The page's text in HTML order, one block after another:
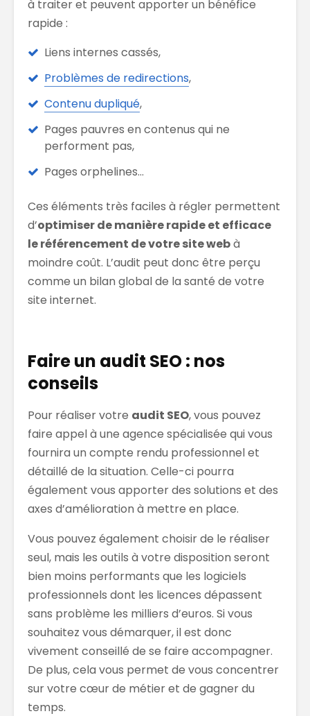
à traiter et peuvent apporter un bénéfice
rapide :
Liens internes cassés,
Problèmes de redirections,
Contenu dupliqué,
Pages pauvres en contenus qui ne
performent pas,
Pages orphelines…
Ces éléments très faciles à régler permettent
d’optimiser de manière rapide et efficace
le référencement de votre site webà
moindre coût. L’audit peut donc être perçu
comme un bilan global de la santé de votre
site internet.
Faire un audit SEO : nos
conseils
Pour réaliser votre audit SEO, vous pouvez
faire appel à une agence spécialisée qui vous
fournira un compte rendu professionnel et
détaillé de la situation. Celle-ci pourra
également vous apporter des solutions et des
axes d’amélioration à mettre en place.
Vous pouvez également choisir de le réaliser
seul, mais les outils à votre disposition seront
bien moins performants que les logiciels
professionnels dont les licences dépassent
sans problème les milliers d’euros. Si vous
souhaitez vous démarquer, il est donc
vivement conseillé de se faire accompagner.
De plus, cela vous permet de vous concentrer
sur votre cœur de métier et de gagner du
temps.